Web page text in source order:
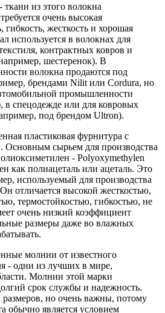
из этого волокна
очень высокая
гибкость, жесткость и хорошая
используется в волокнах для
контрактных ковров и
шестеренок). В
волокна продаются под
брендами Nilit или Cordura, но
промышленности
в спецодежде или для ковровых
под брендом Ultron).
пластиковая фурнитура с
Основным сырьем для производства
- Polyoxymethylen
как полиацеталь или ацеталь. Это
используемый для производства
отличается высокой жесткостью,
термостойкостью, гибкостью, не
очень низкий коэффициент
размеры даже во влажных
молнии от известного
- одни из лучших в мире,
Молнии этой марки
срок службы и надежность.
но очень важны, потому
обычно является условием